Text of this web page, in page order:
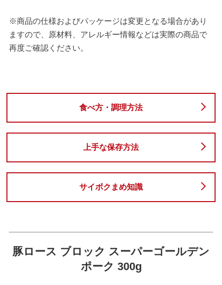
※商品の仕様およびパッケージは変更となる場合があり
ますので、原材料、アレルギー情報などは実際の商品で
再度ご確認ください。
食べ方・調理方法
上手な保存方法
サイボクまめ知識
豚ロース ブロック スーパーゴールデン
ポーク 300g